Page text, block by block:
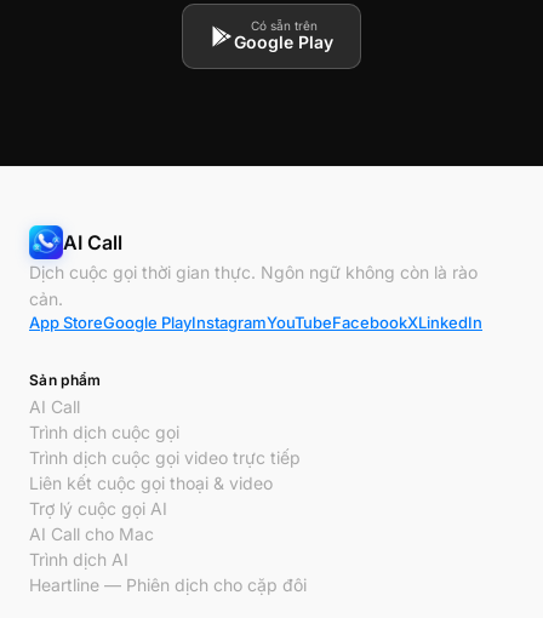
Có sẵn trên
Google Play
AI Call
Dịch cuộc gọi thời gian thực. Ngôn ngữ không còn là rào
cản.
App StoreGoogle PlayInstagramYouTubeFacebookXLinkedIn
Sản phẩm
AI Call
Trình dịch cuộc gọi
Trình dịch cuộc gọi video trực tiếp
Liên kết cuộc gọi thoại & video
Trợ lý cuộc gọi AI
AI Call cho Mac
Trình dịch AI
Heartline — Phiên dịch cho cặp đôi